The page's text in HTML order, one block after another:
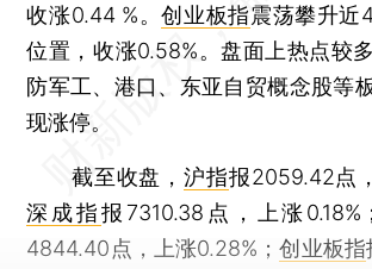
收涨0.44 %。创业板指震荡攀升近
位置，收涨0.58%。盘面上热点较
防军工、港口、东亚自贸概念股等
现涨停。
截至收盘，沪指报2059.42点
深成指报7310.38点，上涨0.18%；
4844.40点，上涨0.28%；创业板指